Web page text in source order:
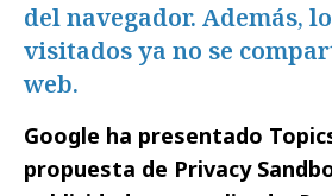
del navegador. Además,
visitados ya no se
web.
Google ha presentado
propuesta de Privacy